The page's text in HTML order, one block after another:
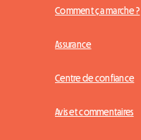
Comment ça marche ?
Assurance
Centre de confiance
Avis et commentaires